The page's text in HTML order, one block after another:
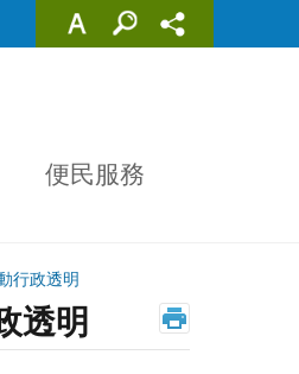
便民服務
行政透明
透明